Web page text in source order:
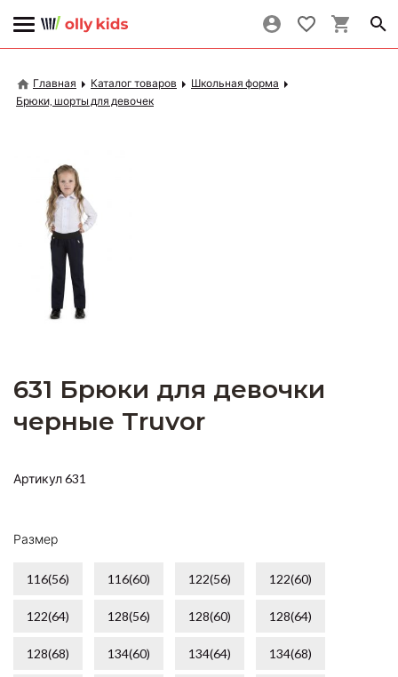
Главная Каталог товаров
Школьная форма
Брюки, шорты для девочек
631 Брюки для девочки
черные Truvor
Артикул 631
Размер
116(56) 116(60) 122(56) 122(60)
122(64) 128(56) 128(60) 128(64)
128(68) 134(60) 134(64) 134(68)